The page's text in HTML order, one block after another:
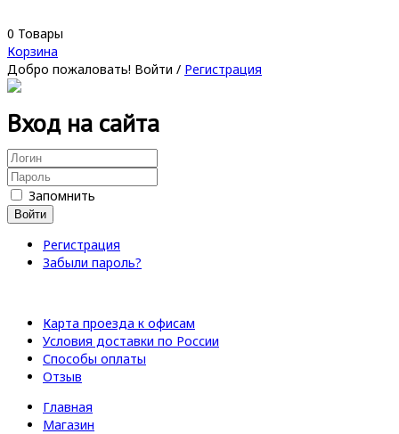
0 Товары
Корзина
Добро пожаловать! Войти / Регистрация
Вход на сайта
Запомнить
Войти
Регистрация
Забыли пароль?
Карта проезда к офисам
Условия доставки по России
Способы оплаты
Отзыв
Главная
Магазин